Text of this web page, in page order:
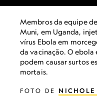
Membros da equipe
Muni, em Uganda,
vírus Ebola em
da vacinação. O ebola
podem causar surtos
mortais.
FOTO DE NICHOLE